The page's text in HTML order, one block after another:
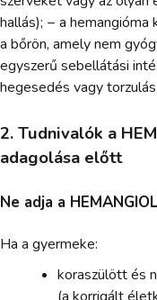
hallás); − a
a bőrön, amely nem
egyszerű sebellátási
hegesedés vagy
2. Tudnivalók a
adagolása előtt
Ne adja a
Ha a gyermeke:
koraszülött és